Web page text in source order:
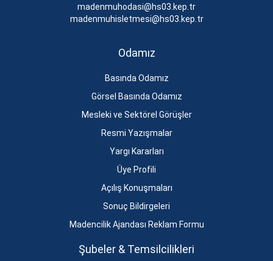
madenmuhodasi@hs03.kep.tr
madenmuhisletmesi@hs03.kep.tr
Odamız
Basında Odamız
Görsel Basında Odamız
Mesleki ve Sektörel Görüşler
Resmi Yazışmalar
Yargı Kararları
Üye Profili
Açılış Konuşmaları
Sonuç Bildirgeleri
Madencilik Ajandası Reklam Formu
Şubeler & Temsilcilikleri